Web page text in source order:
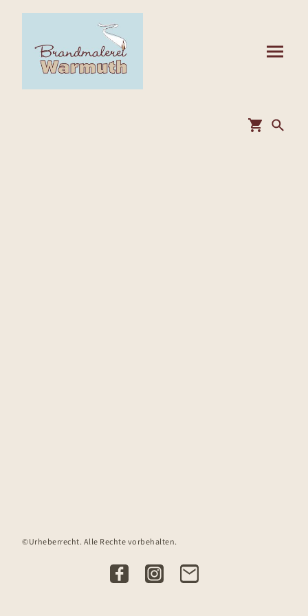
©Urheberrecht. Alle Rechte vorbehalten.